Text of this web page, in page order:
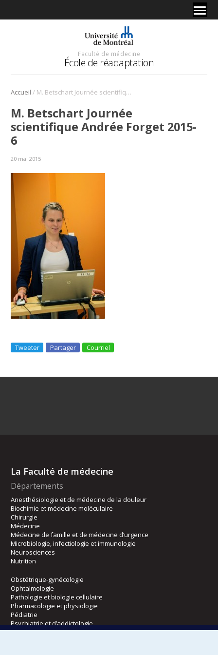
Faculté de médecine
École de réadaptation
Accueil / M. Betschart Journée scientifique Andrée Forget 2015-6
M. Betschart Journée
scientifique Andrée Forget 2015-
6
20 mai 2015
Tweeter Partager Courriel
La Faculté de médecine
Départements
Anesthésiologie et de médecine de la douleur
Biochimie et médecine moléculaire
Chirurgie
Médecine
Médecine de famille et de médecine d’urgence
Microbiologie, infectiologie et immunologie
Neurosciences
Nutrition
Obstétrique-gynécologie
Ophtalmologie
Pathologie et biologie cellulaire
Pharmacologie et physiologie
Pédiatrie
Psychiatrie et d’addictologie
Radiologie, radio-oncologie et médecine nucléaire